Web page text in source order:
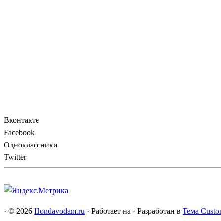
Вконтакте
Facebook
Одноклассники
Twitter
· © 2026 Hondavodam.ru · Работает на · Разработан в Тема